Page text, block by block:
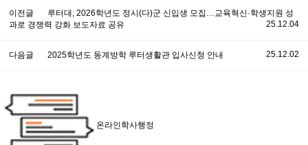
이전글
루터대, 2026학년도 정시(다)군 신입생 모집…교육혁신·학생지원 성
과로 경쟁력 강화 보도자료 공유
25.12.04
다음글 2025학년도 동계방학 루터생활관 입사신청 안내 25.12.02
온라인학사행정